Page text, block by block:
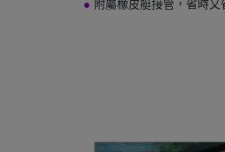
● 附屬橡皮艇接管，省時又